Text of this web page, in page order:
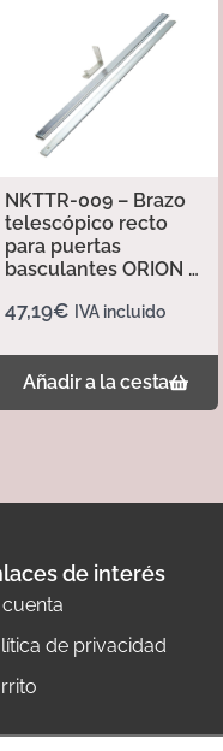
NKTTR-009 – Brazo
telescópico recto
para puertas
basculantes ORION –
47,19€ IVA incluido
Añadir a la cesta
de interés
cuenta
de privacidad